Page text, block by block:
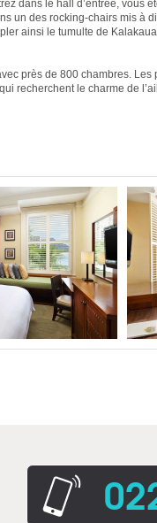
dans le hall d’entrée, vous
un des rocking-chairs mis à
ainsi le tumulte de
près de 800 chambres. Les
recherchent le charme de